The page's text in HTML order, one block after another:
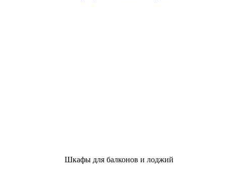
Шкафы для балконов и лоджий